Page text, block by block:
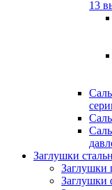
13
Заглушки
Заглушки
Заглушки